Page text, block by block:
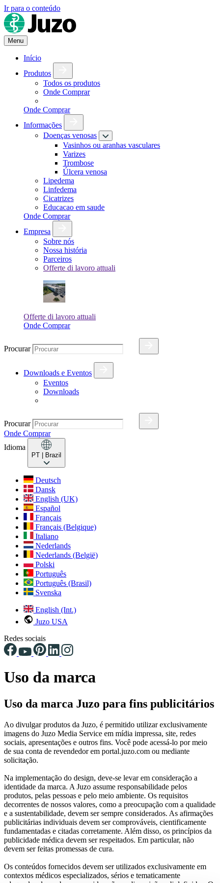
Ir para o conteúdo
Menu
Início
Produtos
Todos os produtos
Onde Comprar
Onde Comprar
Informações
Doenças venosas
Vasinhos ou aranhas vasculares
Varizes
Trombose
Úlcera venosa
Lipedema
Linfedema
Cicatrizes
Educacao em saude
Onde Comprar
Empresa
Sobre nós
Nossa história
Parceiros
Offerte di lavoro attuali
Offerte di lavoro attuali
Onde Comprar
Procurar
Downloads e Eventos
Eventos
Downloads
Procurar
Onde Comprar
Idioma
PT | Brazil
Deutsch
Dansk
English (UK)
Español
Français
Français (Belgique)
Italiano
Nederlands
Nederlands (België)
Polski
Português
Português (Brasil)
Svenska
English (Int.)
Juzo USA
Redes sociais
Uso da marca
Uso da marca Juzo para fins publicitários
Ao divulgar produtos da Juzo, é permitido utilizar exclusivamente
imagens do Juzo Media Service em mídia impressa, site, redes
sociais, apresentações e outros fins. Você pode acessá-lo por meio
de sua conta de revendedor em portal.juzo.com ou mediante
solicitação.
Na implementação do design, deve-se levar em consideração a
identidade da marca. A Juzo assume responsabilidade pelos
produtos, pelas pessoas e pelo meio ambiente. Os requisitos
decorrentes de nossos valores, como a preocupação com a qualidade
e a sustentabilidade, devem ser sempre considerados. As afirmações
publicitárias individuais devem ser comprováveis, cientificamente
fundamentadas e citadas corretamente. Além disso, os princípios da
publicidade médica devem ser respeitados. Em particular, não
devem ser feitas promessas de cura.
Os conteúdos fornecidos devem ser utilizados exclusivamente em
contextos médicos especializados, sérios e tematicamente